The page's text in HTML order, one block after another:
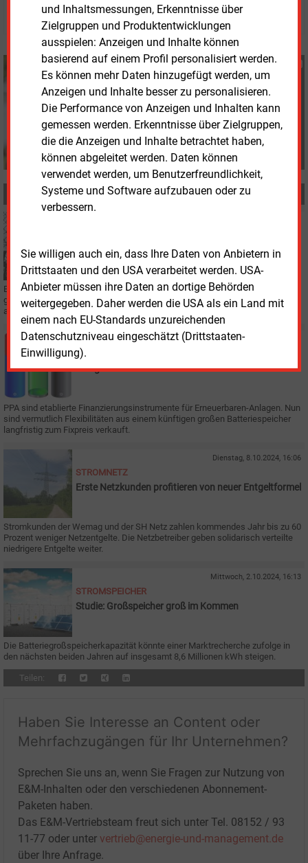
und Inhaltsmessungen, Erkenntnisse über
Zielgruppen und Produktentwicklungen
ausspielen: Anzeigen und Inhalte können
basierend auf einem Profil personalisiert werden.
Es können mehr Daten hinzugefügt werden, um
Anzeigen und Inhalte besser zu personalisieren.
Die Performance von Anzeigen und Inhalten kann
gemessen werden. Erkenntnisse über Zielgruppen,
die die Anzeigen und Inhalte betrachtet haben,
können abgeleitet werden. Daten können
verwendet werden, um Benutzerfreundlichkeit,
Systeme und Software aufzubauen oder zu
verbessern.
Sie willigen auch ein, dass Ihre Daten von Anbietern in
Drittstaaten und den USA verarbeitet werden. USA-
Anbieter müssen ihre Daten an dortige Behörden
weitergegeben. Daher werden die USA als ein Land mit
einem nach EU-Standards unzureichenden
Datenschutzniveau eingeschätzt (Drittstaaten-
Einwilligung).
© 2026 Energie & Management GmbH
Susanne Harmsen
+49 (0) 151 28207503
s.harmsen@energie-
und-management.de
MEHR ZUM THEMA
Mitnetz Strom musste weniger Erzeugung abregeln
Eine Bilanz der Mitnetz Strom für 2024 zu den Eingriffen ins Netz zeigt ein
gemischtes Bild. An mehr Tagen musste weniger an Stromerzeugung
abgeregelt werden.
Donnerstag, 12.12.2024, 14:55
STROMSPEICHER
Das größte Batterie-PPA auf dem Kontinent
PPA sind etablierte Finanzierungsinstrumente für Erneuerbaren-Anlagen. Nun
sind vermutlich Flexibilitäten aus einem künftigen großen Batteriespeicher
langfristig zum Fixpreis verkauft.
Dienstag, 8.10.2024, 16:06
STROMNETZ
Erste Netzkunden profitieren von neuer Entgeltformel
Stromkunden der Wemag und der SH Netz zahlen kommendes Jahr bis zu 60
Prozent weniger Netzentgelte. Die Netzbetreiber geben solidarisch verteilte
niedrigere Entgelte weiter.
Mittwoch, 2.10.2024, 16:13
STROMSPEICHER
Studie: Großspeicher groß im Kommen
Die Batteriegroßspeicherkapazität könnte einer Marktrecherche zufolge in
den nächsten beiden Jahren auf insgesamt 8,6 Millionen kWh steigen.
Teilen:
Haben Sie Interesse an Content oder
Mehrfachzugängen für Ihr Unternehmen?
Sprechen Sie uns an, wenn Sie Fragen zur Nutzung von
E&M-Inhalten oder den verschiedenen Abonnement-
Paketen haben.
Das E&M-Vertriebsteam freut sich unter Tel. 08152 / 93
11-77 oder unter vertrieb@energie-und-management.de
über Ihre Anfrage.